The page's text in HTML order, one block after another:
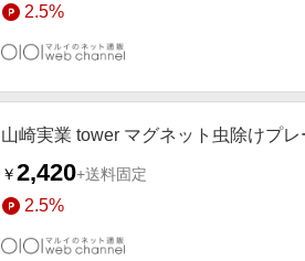
2.5%
山崎実業 tower マグネット虫除けプ
￥2,420+送料固定
2.5%